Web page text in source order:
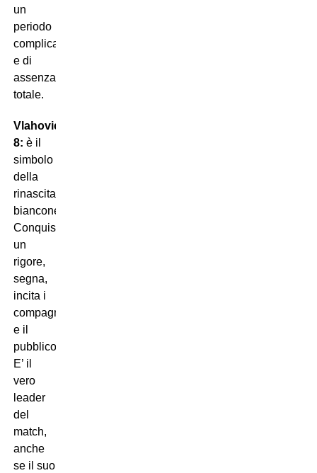
un
periodo
complicato
e di
assenza
totale.
Vlahovic
8: è il
simbolo
della
rinascita
bianconera.
Conquista
un
rigore,
segna,
incita i
compagni
e il
pubblico.
E’ il
vero
leader
del
match,
anche
se il suo